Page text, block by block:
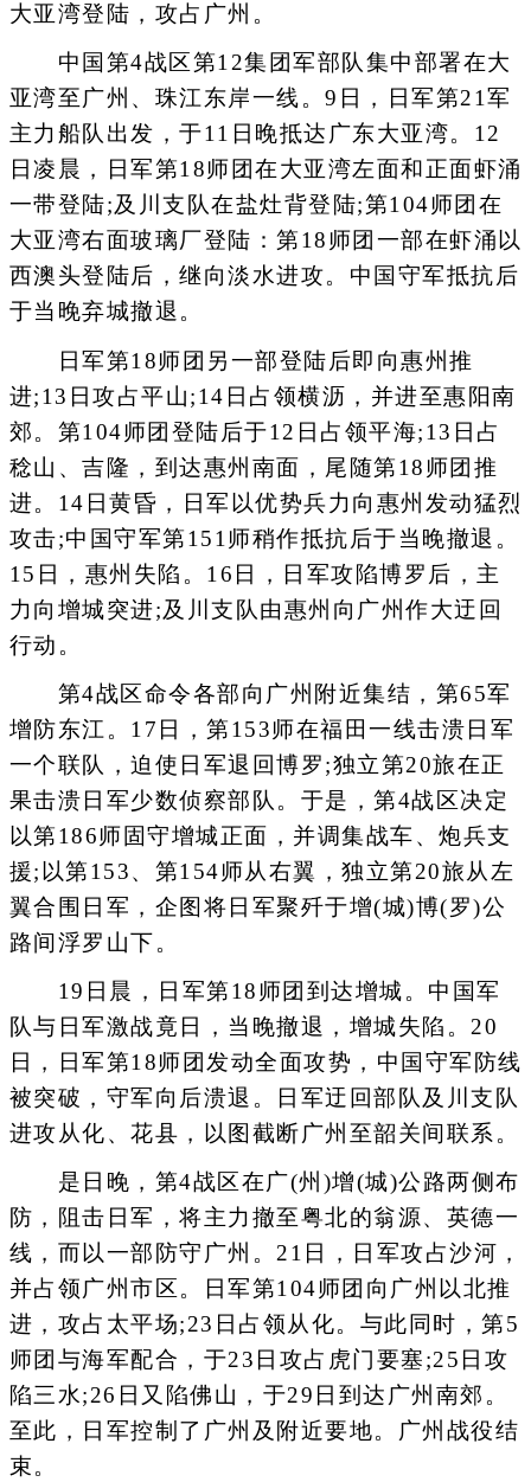
大亚湾登陆，攻占广州。
中国第4战区第12集团军部队集中部署在大
亚湾至广州、珠江东岸一线。9日，日军第21军
主力船队出发，于11日晚抵达广东大亚湾。12
日凌晨，日军第18师团在大亚湾左面和正面虾涌
一带登陆;及川支队在盐灶背登陆;第104师团在
大亚湾右面玻璃厂登陆：第18师团一部在虾涌以
西澳头登陆后，继向淡水进攻。中国守军抵抗后
于当晚弃城撤退。
日军第18师团另一部登陆后即向惠州推
进;13日攻占平山;14日占领横沥，并进至惠阳南
郊。第104师团登陆后于12日占领平海;13日占
稔山、吉隆，到达惠州南面，尾随第18师团推
进。14日黄昏，日军以优势兵力向惠州发动猛烈
攻击;中国守军第151师稍作抵抗后于当晚撤退。
15日，惠州失陷。16日，日军攻陷博罗后，主
力向增城突进;及川支队由惠州向广州作大迂回
行动。
第4战区命令各部向广州附近集结，第65军
增防东江。17日，第153师在福田一线击溃日军
一个联队，迫使日军退回博罗;独立第20旅在正
果击溃日军少数侦察部队。于是，第4战区决定
以第186师固守增城正面，并调集战车、炮兵支
援;以第153、第154师从右翼，独立第20旅从左
翼合围日军，企图将日军聚歼于增(城)博(罗)公
路间浮罗山下。
19日晨，日军第18师团到达增城。中国军
队与日军激战竟日，当晚撤退，增城失陷。20
日，日军第18师团发动全面攻势，中国守军防线
被突破，守军向后溃退。日军迂回部队及川支队
进攻从化、花县，以图截断广州至韶关间联系。
是日晚，第4战区在广(州)增(城)公路两侧布
防，阻击日军，将主力撤至粤北的翁源、英德一
线，而以一部防守广州。21日，日军攻占沙河，
并占领广州市区。日军第104师团向广州以北推
进，攻占太平场;23日占领从化。与此同时，第5
师团与海军配合，于23日攻占虎门要塞;25日攻
陷三水;26日又陷佛山，于29日到达广州南郊。
至此，日军控制了广州及附近要地。广州战役结
束。